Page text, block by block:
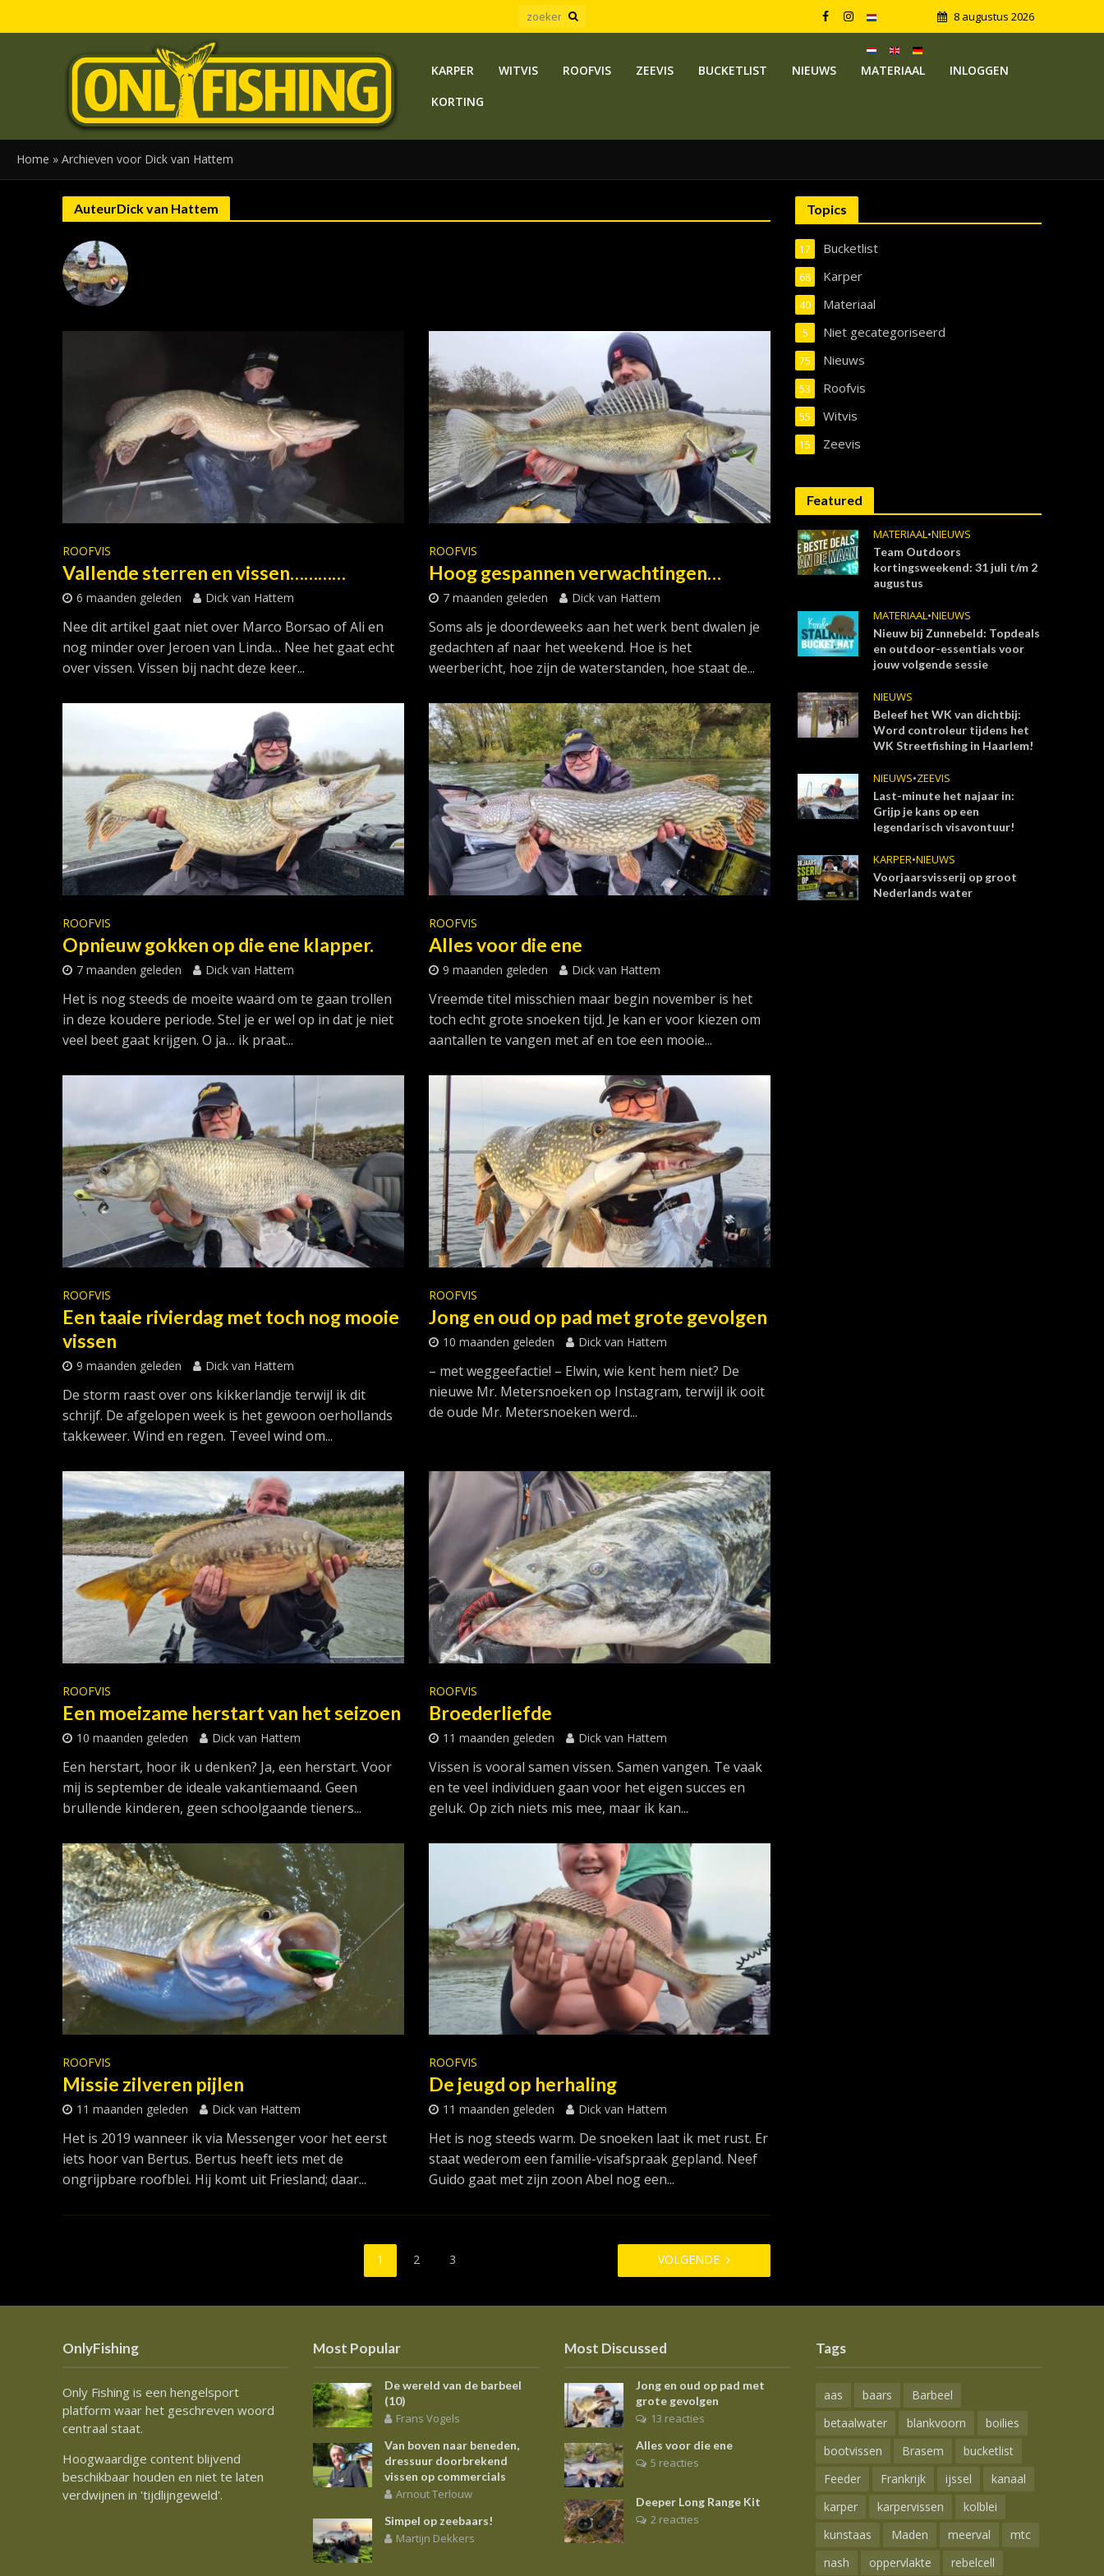
8 augustus 2026
KARPER WITVIS ROOFVIS ZEEVIS BUCKETLIST NIEUWS MATERIAAL
INLOGGEN
KORTING
Home » Archieven voor Dick van Hattem
AuteurDick van Hattem
ROOFVIS
Vallende sterren en vissen…………
6 maanden geleden Dick van Hattem
Nee dit artikel gaat niet over Marco Borsao of Ali en
nog minder over Jeroen van Linda… Nee het gaat echt
over vissen. Vissen bij nacht deze keer...
ROOFVIS
Hoog gespannen verwachtingen…
7 maanden geleden Dick van Hattem
Soms als je doordeweeks aan het werk bent dwalen je
gedachten af naar het weekend. Hoe is het
weerbericht, hoe zijn de waterstanden, hoe staat de...
ROOFVIS
Opnieuw gokken op die ene klapper.
7 maanden geleden Dick van Hattem
Het is nog steeds de moeite waard om te gaan trollen
in deze koudere periode. Stel je er wel op in dat je niet
veel beet gaat krijgen. O ja… ik praat...
ROOFVIS
Alles voor die ene
9 maanden geleden Dick van Hattem
Vreemde titel misschien maar begin november is het
toch echt grote snoeken tijd. Je kan er voor kiezen om
aantallen te vangen met af en toe een mooie...
ROOFVIS
Een taaie rivierdag met toch nog mooie
vissen
9 maanden geleden Dick van Hattem
De storm raast over ons kikkerlandje terwijl ik dit
schrijf. De afgelopen week is het gewoon oerhollands
takkeweer. Wind en regen. Teveel wind om...
ROOFVIS
Jong en oud op pad met grote gevolgen
10 maanden geleden Dick van Hattem
– met weggeefactie! – Elwin, wie kent hem niet? De
nieuwe Mr. Metersnoeken op Instagram, terwijl ik ooit
de oude Mr. Metersnoeken werd...
ROOFVIS
Een moeizame herstart van het seizoen
10 maanden geleden Dick van Hattem
Een herstart, hoor ik u denken? Ja, een herstart. Voor
mij is september de ideale vakantiemaand. Geen
brullende kinderen, geen schoolgaande tieners...
ROOFVIS
Broederliefde
11 maanden geleden Dick van Hattem
Vissen is vooral samen vissen. Samen vangen. Te vaak
en te veel individuen gaan voor het eigen succes en
geluk. Op zich niets mis mee, maar ik kan...
ROOFVIS
Missie zilveren pijlen
11 maanden geleden Dick van Hattem
Het is 2019 wanneer ik via Messenger voor het eerst
iets hoor van Bertus. Bertus heeft iets met de
ongrijpbare roofblei. Hij komt uit Friesland; daar...
ROOFVIS
De jeugd op herhaling
11 maanden geleden Dick van Hattem
Het is nog steeds warm. De snoeken laat ik met rust. Er
staat wederom een familie-visafspraak gepland. Neef
Guido gaat met zijn zoon Abel nog een...
1 2 3 VOLGENDE
Topics
Bucketlist
17
Karper
68
Materiaal
40
Niet gecategoriseerd
5
Nieuws
75
Roofvis
53
Witvis
55
Zeevis
15
Featured
MATERIAAL•NIEUWS
Team Outdoors
kortingsweekend: 31 juli t/m 2
augustus
MATERIAAL•NIEUWS
Nieuw bij Zunnebeld: Topdeals
en outdoor-essentials voor
jouw volgende sessie
NIEUWS
Beleef het WK van dichtbij:
Word controleur tijdens het
WK Streetfishing in Haarlem!
NIEUWS•ZEEVIS
Last-minute het najaar in:
Grijp je kans op een
legendarisch visavontuur!
KARPER•NIEUWS
Voorjaarsvisserij op groot
Nederlands water
OnlyFishing
Only Fishing is een hengelsport
platform waar het geschreven woord
centraal staat.
Hoogwaardige content blijvend
beschikbaar houden en niet te laten
verdwijnen in 'tijdlijngeweld'.
Most Popular
De wereld van de barbeel
(10)
Frans Vogels
Van boven naar beneden,
dressuur doorbrekend
vissen op commercials
Arnout Terlouw
Simpel op zeebaars!
Martijn Dekkers
Most Discussed
Jong en oud op pad met
grote gevolgen
13 reacties
Alles voor die ene
5 reacties
Deeper Long Range Kit
2 reacties
Tags
aas baars
Barbeel
betaalwater
blankvoorn
boilies
bootvissen
Brasem
bucketlist
Feeder
Frankrijk ijssel
kanaal
karper
karpervissen
kolblei
kunstaas
Maden meerval
mtc
nash
oppervlakte rebelcell